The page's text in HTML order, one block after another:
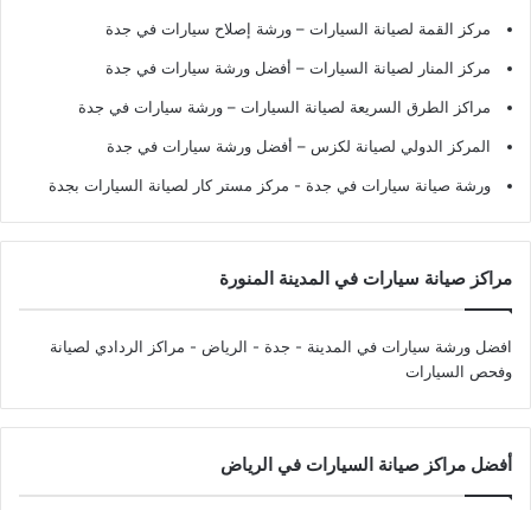
مركز القمة لصيانة السيارات – ورشة إصلاح سيارات في جدة
مركز المنار لصيانة السيارات – أفضل ورشة سيارات في جدة
مراكز الطرق السريعة لصيانة السيارات – ورشة سيارات في جدة
المركز الدولي لصيانة لكزس – أفضل ورشة سيارات في جدة
ورشة صيانة سيارات في جدة - مركز مستر كار لصيانة السيارات بجدة
مراكز صيانة سيارات في المدينة المنورة
افضل ورشة سيارات في المدينة - جدة - الرياض - مراكز الردادي لصيانة
وفحص السيارات
أفضل مراكز صيانة السيارات في الرياض